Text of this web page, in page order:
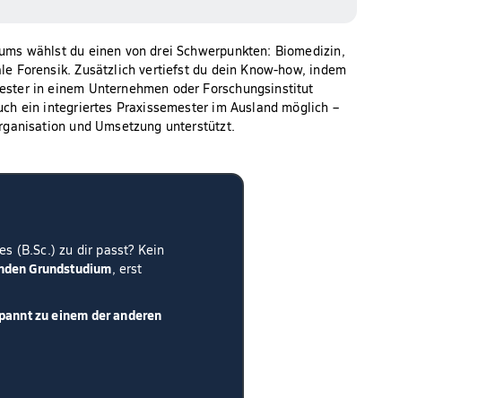
wählst du einen von drei Schwerpunkten: Biomedizin,
Forensik. Zusätzlich vertiefst du dein Know-how, indem
in einem Unternehmen oder Forschungsinstitut
ein integriertes Praxissemester im Ausland möglich –
und Umsetzung unterstützt.
(B.Sc.) zu dir passt? Kein
Grundstudium, erst
zu einem der anderen